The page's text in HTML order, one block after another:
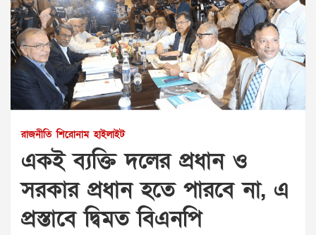
রাজনীতি শিরোনাম হাইলাইট
একই ব্যক্তি দলের প্রধান ও
সরকার প্রধান হতে পারবে না, এ
প্রস্তাবে দ্বিমত বিএনপি